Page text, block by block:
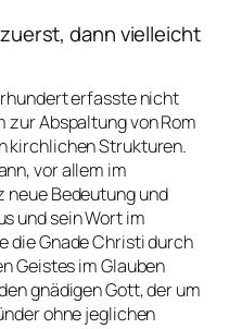
dann vielleicht
erfasste nicht
zur Abspaltung von Rom
kirchlichen Strukturen.
vor allem im
Bedeutung und
und sein Wort im
die Gnade Christi durch
Geistes im Glauben
gnädigen Gott, der um
ohne jeglichen